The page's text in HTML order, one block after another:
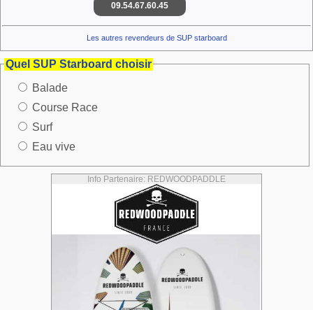
09.54.67.60.45
Les autres revendeurs de SUP starboard
Quel SUP Starboard choisir
Balade
Course Race
Surf
Eau vive
Info Partenaire: REDWOODPADDLE